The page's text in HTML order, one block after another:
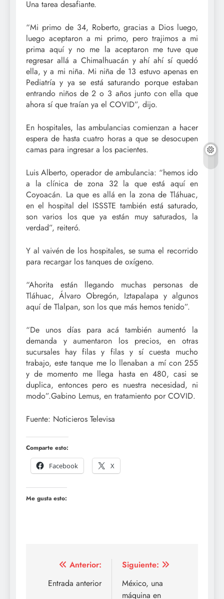
Una tarea desafiante.
“Mi primo de 34, Roberto, gracias a Dios luego,
luego aceptaron a mi primo, pero trajimos a mi
prima aquí y no me la aceptaron me tuve que
regresar allá a Chimalhuacán y ahí ahí sí quedó
ella, y a mi niña. Mi niña de 13 estuvo apenas en
Pediatría y ya se está saturando porque estaban
entrando niños de 2 o 3 años junto con ella que
ahora sí que traían ya el COVID”, dijo.
En hospitales, las ambulancias comienzan a hacer
espera de hasta cuatro horas a que se desocupen
camas para ingresar a los pacientes.
Luis Alberto, operador de ambulancia: “hemos ido
a la clínica de zona 32 la que está aquí en
Coyoacán. La que es allá en la zona de Tláhuac,
en el hospital del ISSSTE también está saturado,
son varios los que ya están muy saturados, la
verdad”, reiteró.
Y al vaivén de los hospitales, se suma el recorrido
para recargar los tanques de oxígeno.
“Ahorita están llegando muchas personas de
Tláhuac, Álvaro Obregón, Iztapalapa y algunos
aquí de Tlalpan, son los que más hemos tenido”.
“De unos días para acá también aumentó la
demanda y aumentaron los precios, en otras
sucursales hay filas y filas y sí cuesta mucho
trabajo, este tanque me lo llenaban a mí con 255
y de momento me llega hasta en 480, casi se
duplica, entonces pero es nuestra necesidad, ni
modo”.Gabino Lemus, en tratamiento por COVID.
Fuente: Noticieros Televisa
Comparte esto:
Facebook
X
Me gusta esto:
Navegación
de
Anterior:
Entrada anterior
Siguiente:
México, una
máquina en